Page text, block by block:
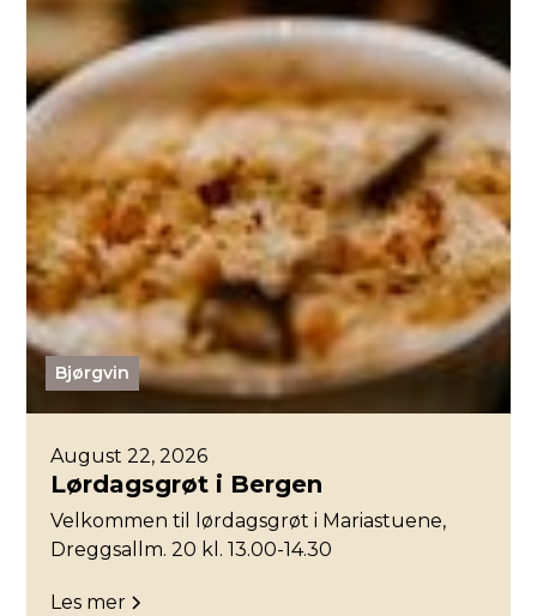
Bjørgvin
August 22, 2026
Lørdagsgrøt i Bergen
Velkommen til lørdagsgrøt i Mariastuene,
Dreggsallm. 20 kl. 13.00-14.30
Les mer